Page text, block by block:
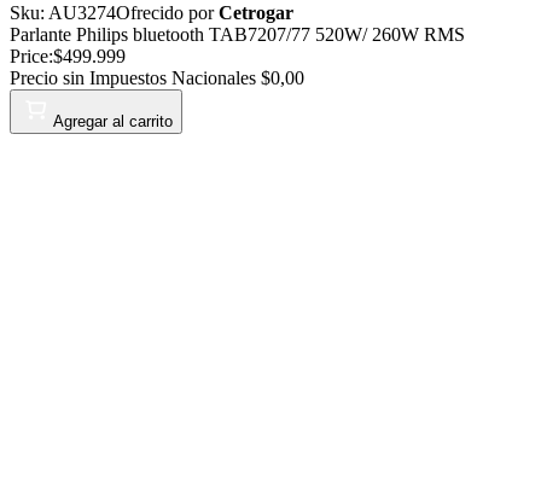
Sku: AU3274Ofrecido porCetrogar
Parlante Philips bluetooth TAB7207/77 520W/ 260W RMS
Price:$499.999
Precio sin Impuestos Nacionales $0,00
Agregar al carrito